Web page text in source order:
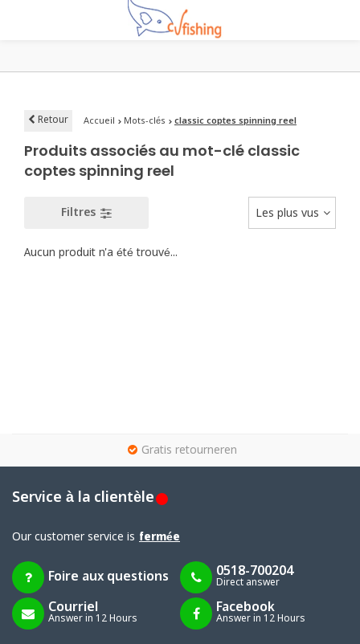
Retour Accueil Mots-clés classic coptes spinning reel
Produits associés au mot-clé classic
coptes spinning reel
Filtres Les plus vus
Aucun produit n'a été trouvé...
Gratis retourneren
Service à la clientèle
Our customer service is fermée
Foire aux questions 0518-700204
Direct answer
Courriel
Answer in 12 Hours
Facebook
Answer in 12 Hours